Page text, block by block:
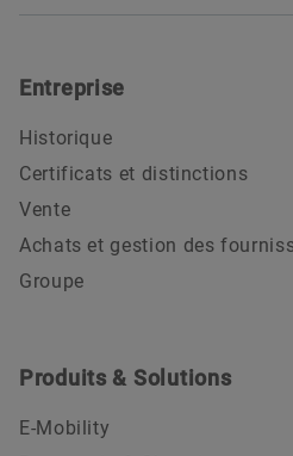
Entreprise
Historique
Certificats et distinctions
Vente
Achats et gestion des
Groupe
Produits & Solutions
E-Mobility